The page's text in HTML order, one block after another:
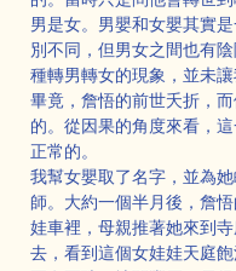
男是女。男嬰和女嬰其實
別不同，但男女之間也有
種轉男轉女的現象，並未讓
畢竟，詹悟的前世夭折，
的。從因果的角度來看，
正常的。
我幫女嬰取了名字，並為
師。大約一個半月後，詹
娃車裡，母親推著她來到
去，看到這個女娃娃天庭